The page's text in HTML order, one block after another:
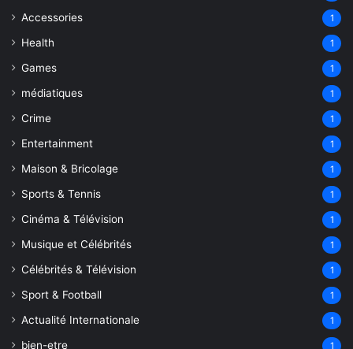
Accessories 1
Health 1
Games 1
médiatiques 1
Crime 1
Entertainment 1
Maison & Bricolage 1
Sports & Tennis 1
Cinéma & Télévision 1
Musique et Célébrités 1
Célébrités & Télévision 1
Sport & Football 1
Actualité Internationale 1
bien-etre 1